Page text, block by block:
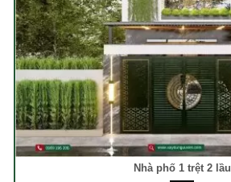
Nhà phố 1 trệt 2 lầu